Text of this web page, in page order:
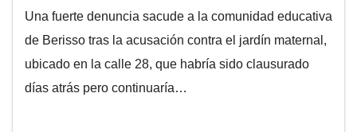
Una fuerte denuncia sacude a la comunidad educativa
de Berisso tras la acusación contra el jardín maternal,
ubicado en la calle 28, que habría sido clausurado
días atrás pero continuaría…